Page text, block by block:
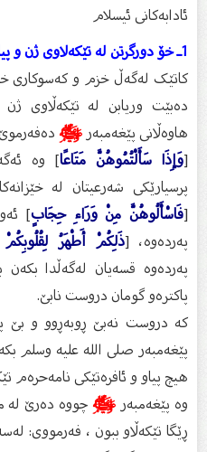
ئادابەکانى ئیسلام
کاتێک لەگەڵ خزم و کەسوکارى
دەبێت وریابن لە تێکەڵاوى ژن
هاوەڵانى پێغەمبەرﷺدەفەرموێ :
وَإِذَا سَأَلْتُمُوهُنَّ مَتَاعًا] وه‌ ئه‌گه‌ر
پرسیارێكی شه‌رعیتان له‌
فَاسْأَلُوهُنَّ مِنْ وَرَاءِ حِجَابٍ] ئه‌وه‌
په‌رده‌وه‌، [ ذَلِكُمْ أَطْهَرُ لِقُلُوبِكُمْ
په‌رده‌وه‌ قسه‌یان له‌گه‌ڵدا بكه‌ن
پاكتره‌و گومان دروست نابێ.
کە دروست نەبێ ڕوبەڕوو و بێ
پێغەمبەر صلى الله علیە وسلم
هیچ پیاو و ئافرەتێکى نامەحرەم
وە پێغەمبەرﷺچووە دەرێ‌ لە
ڕێگا تێكەڵاو ببون ، فەرمووی: